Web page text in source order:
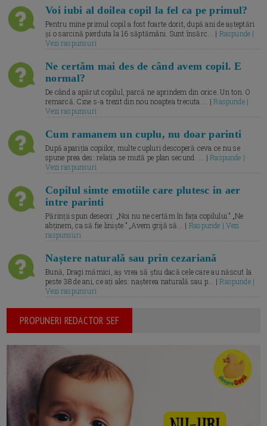
Voi iubi al doilea copil la fel ca pe primul?
Pentru mine primul copil a fost foarte dorit, după ani de așteptări
și o sarcină pierduta la 16 săptămâni. Sunt însărc... | Raspunde |
Vezi raspunsuri
Ne certăm mai des de când avem copil. E
normal?
De când a apărut copilul, parcă ne aprindem din orice. Un ton. O
remarcă. Cine s-a trezit din nou noaptea trecuta.... |Raspunde |
Vezi raspunsuri
Cum ramanem un cuplu, nu doar parinti
După apariția copiilor, multe cupluri descoperă ceva ce nu se
spune prea des: relația se mută pe plan secund. ... |Raspunde |
Vezi raspunsuri
Copilul simte emotiile care plutesc in aer
intre parinti
Părinții spun deseori: „Noi nu ne certăm în fața copilului.” „Ne
abținem, ca să fie liniște.” „Avem grijă să... | Raspunde | Vezi
raspunsuri
Naștere naturală sau prin cezariană
Bună, Dragi mămici, aș vrea să știu dacă cele care au născut la
peste 38 de ani, ce ați ales: nașterea naturală sau p... |Raspunde |
Vezi raspunsuri
PROPUNERI REDACTOR SEF